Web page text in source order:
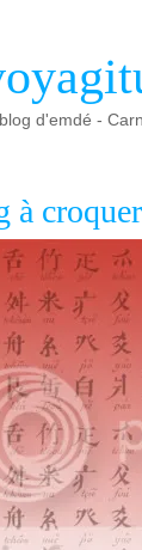
d'emdé -
à croquer